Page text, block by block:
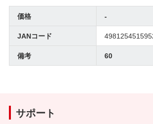
価格
-
JANコード
備考
60
サポート